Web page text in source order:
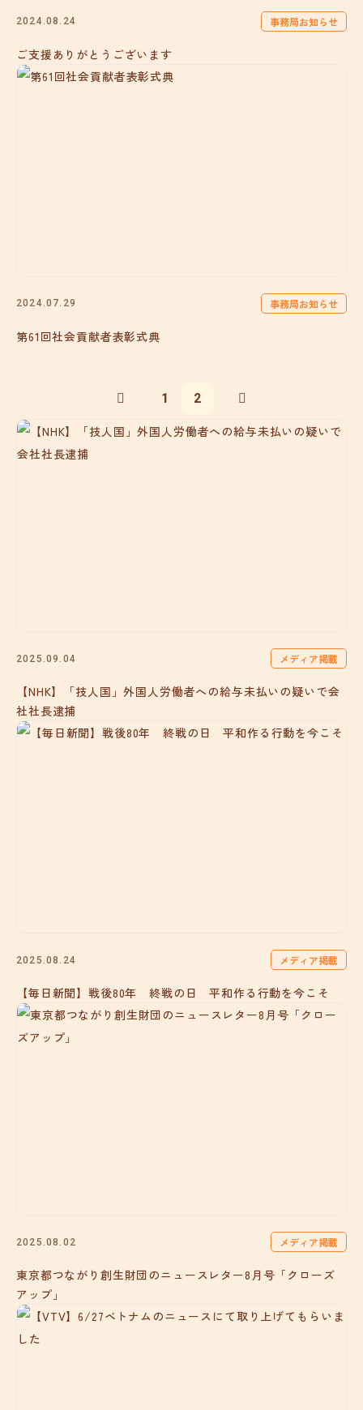
2024.08.24 事務局お知らせ
ご支援ありがとうございます
2024.07.29 事務局お知らせ
第61回社会貢献者表彰式典
1 2
2025.09.04 メディア掲載
【NHK】「技人国」外国人労働者への給与未払いの疑いで会
社社長逮捕
2025.08.24 メディア掲載
【毎日新聞】戦後80年 終戦の日 平和作る行動を今こそ
2025.08.02 メディア掲載
東京都つながり創生財団のニュースレター8月号「クローズ
アップ」